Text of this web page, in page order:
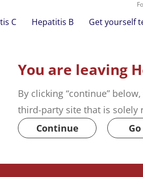
C Hepatitis B Get yourself
You are leaving
By clicking “continue”
third-party site that is solely
Continue